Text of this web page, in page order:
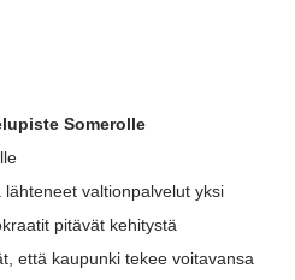
Somerolle
valtionpalvelut yksi
pitävät kehitystä
että kaupunki tekee voitavansa